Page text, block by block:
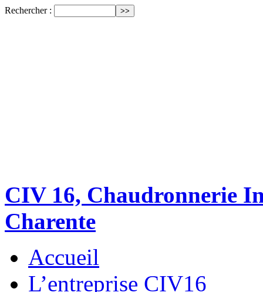
Rechercher :
CIV 16, Chaudronnerie
Charente
Accueil
L’entreprise CIV16